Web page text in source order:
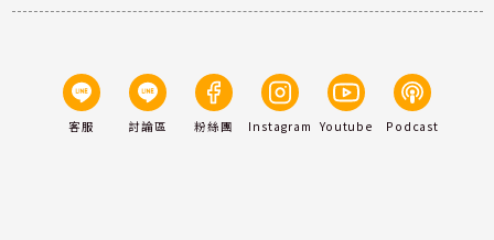
客服 討論區 粉絲團 Instagram Youtube Podcast